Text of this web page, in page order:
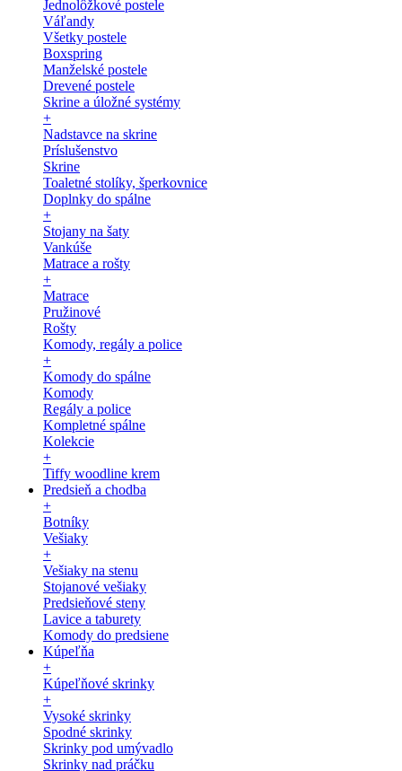
Jednolôžkové postele
Váľandy
Všetky postele
Boxspring
Manželské postele
Drevené postele
Skrine a úložné systémy
+
Nadstavce na skrine
Príslušenstvo
Skrine
Toaletné stolíky, šperkovnice
Doplnky do spálne
+
Stojany na šaty
Vankúše
Matrace a rošty
+
Matrace
Pružinové
Rošty
Komody, regály a police
+
Komody do spálne
Komody
Regály a police
Kompletné spálne
Kolekcie
+
Tiffy woodline krem
Predsieň a chodba
+
Botníky
Vešiaky
+
Vešiaky na stenu
Stojanové vešiaky
Predsieňové steny
Lavice a taburety
Komody do predsiene
Kúpeľňa
+
Kúpeľňové skrinky
+
Vysoké skrinky
Spodné skrinky
Skrinky pod umývadlo
Skrinky nad práčku